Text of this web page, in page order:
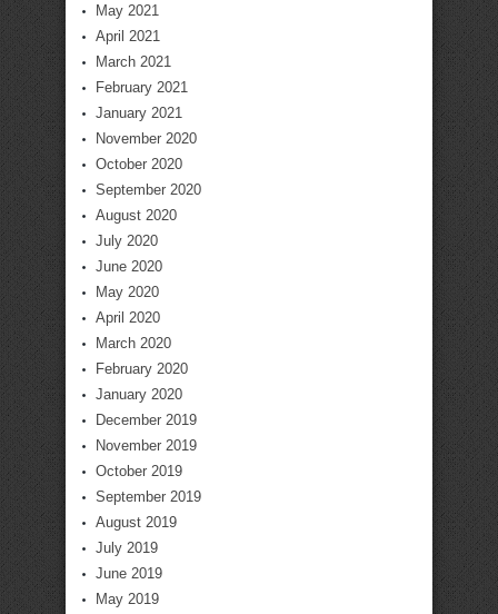
May 2021
April 2021
March 2021
February 2021
January 2021
November 2020
October 2020
September 2020
August 2020
July 2020
June 2020
May 2020
April 2020
March 2020
February 2020
January 2020
December 2019
November 2019
October 2019
September 2019
August 2019
July 2019
June 2019
May 2019